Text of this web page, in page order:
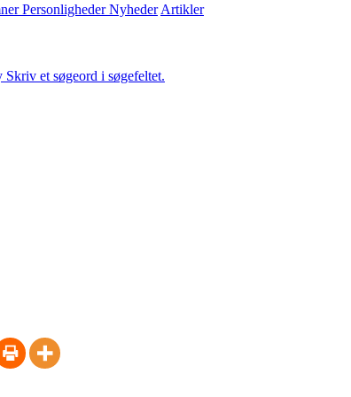
Personligheder Nyheder Artikler
Skriv et søgeord i søgefeltet.